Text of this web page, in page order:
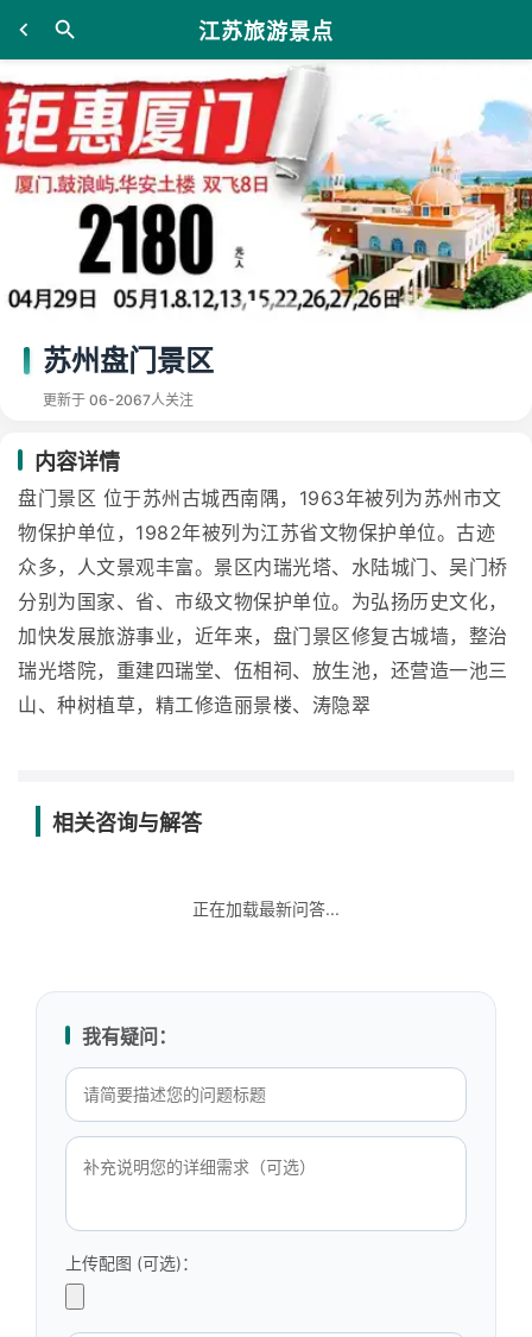
江苏旅游景点
苏州盘门景区
更新于 06-2067人关注
内容详情
盘门景区 位于苏州古城西南隅，1963年被列为苏州市文
物保护单位，1982年被列为江苏省文物保护单位。古迹
众多，人文景观丰富。景区内瑞光塔、水陆城门、吴门桥
分别为国家、省、市级文物保护单位。为弘扬历史文化，
加快发展旅游事业，近年来，盘门景区修复古城墙，整治
瑞光塔院，重建四瑞堂、伍相祠、放生池，还营造一池三
山、种树植草，精工修造丽景楼、涛隐翠
相关咨询与解答
正在加载最新问答...
我有疑问：
上传配图 (可选)：